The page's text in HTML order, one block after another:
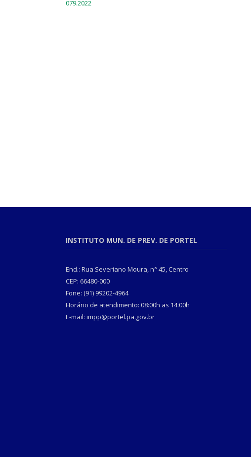
079.2022
INSTITUTO MUN. DE PREV. DE PORTEL
End.: Rua Severiano Moura, n° 45, Centro
CEP: 66480-000
Fone: (91) 99202-4964
Horário de atendimento: 08:00h as 14:00h
E-mail: impp@portel.pa.gov.br